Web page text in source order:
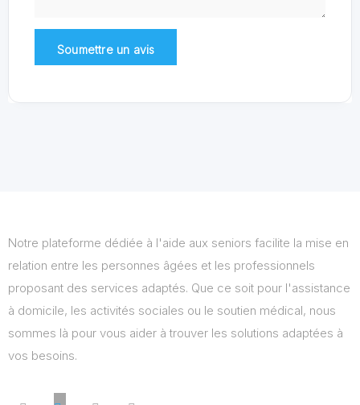
Notre plateforme dédiée à l'aide aux seniors facilite la mise en
relation entre les personnes âgées et les professionnels
proposant des services adaptés. Que ce soit pour l'assistance
à domicile, les activités sociales ou le soutien médical, nous
sommes là pour vous aider à trouver les solutions adaptées à
vos besoins.